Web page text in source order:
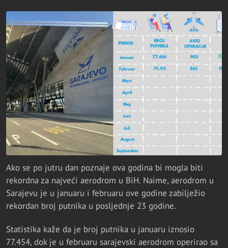
Ako se po jutru dan poznaje ova godina bi mogla biti
rekordna za najveći aerodrom u BiH. Naime, aerodrom u
Sarajevu je u januaru i februaru ove godine zabilježio
rekordan broj putnika u posljednje 23 godine.
Statistika kaže da je broj putnika u januaru iznosio
77.454, dok je u februaru sarajevski aerodrom operirao sa